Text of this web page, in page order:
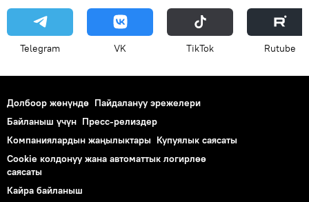
Telegram VK ТikТоk Rutube
Долбоор жөнүндө Пайдалануу эрежелери
Байланыш үчүн Пресс-релиздер
Компаниялардын жаңылыктары Купуялык саясаты
Cookie колдонуу жана автоматтык логирлөө
саясаты
Кайра байланыш